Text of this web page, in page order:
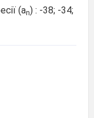
(аn) : -38; -34;